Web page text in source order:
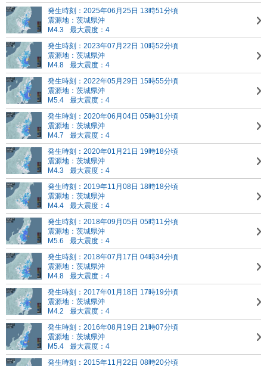
発生時刻：2025年06月25日 13時51分頃
震源地：茨城県沖
M4.3
最大震度：4
発生時刻：2023年07月22日 10時52分頃
震源地：茨城県沖
M4.8
最大震度：4
発生時刻：2022年05月29日 15時55分頃
震源地：茨城県沖
M5.4
最大震度：4
発生時刻：2020年06月04日 05時31分頃
震源地：茨城県沖
M4.7
最大震度：4
発生時刻：2020年01月21日 19時18分頃
震源地：茨城県沖
M4.3
最大震度：4
発生時刻：2019年11月08日 18時18分頃
震源地：茨城県沖
M4.4
最大震度：4
発生時刻：2018年09月05日 05時11分頃
震源地：茨城県沖
M5.6
最大震度：4
発生時刻：2018年07月17日 04時34分頃
震源地：茨城県沖
M4.8
最大震度：4
発生時刻：2017年01月18日 17時19分頃
震源地：茨城県沖
M4.2
最大震度：4
発生時刻：2016年08月19日 21時07分頃
震源地：茨城県沖
M5.4
最大震度：4
発生時刻：2015年11月22日 08時20分頃